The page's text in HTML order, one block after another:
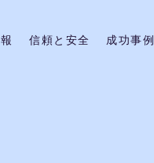
信頼と安全 成功事例